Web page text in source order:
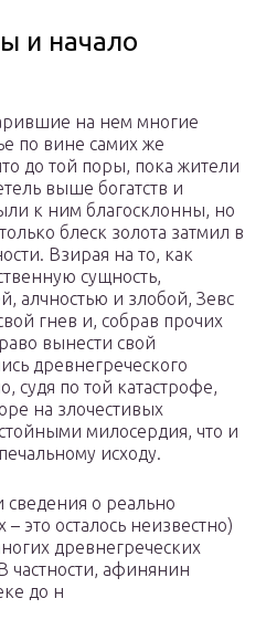
и начало
на нем многие
по вине самих же
до той поры, пока жители
выше богатств и
к ним благосклонны, но
блеск золота затмил в
Взирая на то, как
сущность,
алчностью и злобой, Зевс
гнев и, собрав прочих
вынести свой
древнегреческого
судя по той катастрофе,
на злочестивых
милосердия, что и
исходу.
о реально
это осталось неизвестно)
древнегреческих
частности, афинянин
до н